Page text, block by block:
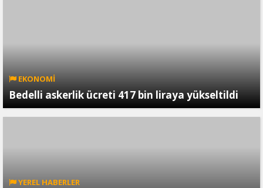
EKONOMİ
Bedelli askerlik ücreti 417 bin liraya yükseltildi
YEREL HABERLER